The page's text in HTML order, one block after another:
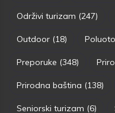
Održivi turizam (247)
Outdoor (18)
Preporuke (348)
Prirodna baština (138)
Seniorski turizam (6)